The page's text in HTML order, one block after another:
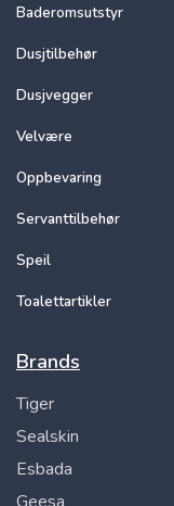
Baderomsutstyr
Dusjtilbehør
Dusjvegger
Velvære
Oppbevaring
Servanttilbehør
Speil
Toalettartikler
Brands
Tiger
Sealskin
Esbada